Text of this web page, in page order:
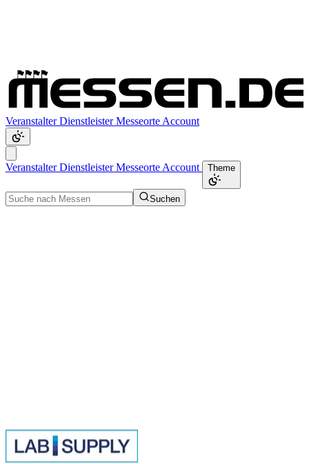
VeranstalterDienstleisterMesseorte Account
VeranstalterDienstleisterMesseorte Account Theme
Suchen